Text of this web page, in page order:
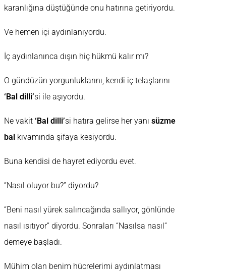
karanlığına düştüğünde onu hatırına getiriyordu.
Ve hemen içi aydınlanıyordu.
İç aydınlanınca dışın hiç hükmü kalır mı?
O gündüzün yorgunluklarını, kendi iç telaşlarını
‘Bal dilli’si ile aşıyordu.
Ne vakit ‘Bal dilli’si hatıra gelirse her yanı süzme
bal kıvamında şifaya kesiyordu.
Buna kendisi de hayret ediyordu evet.
“Nasıl oluyor bu?” diyordu?
“Beni nasıl yürek salıncağında sallıyor, gönlünde
nasıl ısıtıyor” diyordu. Sonraları “Nasılsa nasıl”
demeye başladı.
Mühim olan benim hücrelerimi aydınlatması